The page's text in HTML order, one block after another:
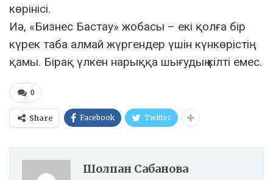
көрінісі.
Иә, «Бизнес Бастау» жобасы – екі қолға бір
күрек таба алмай жүргендер үшін күнкөрістің
қамы. Бірақ үлкен нарыққа шығудың кілті емес.
0
Share Facebook Twitter
Шолпан Сабанова